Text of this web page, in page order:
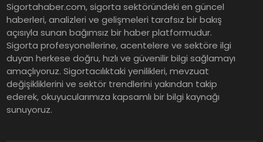
Sigortahaber.com, sigorta sektöründeki en güncel
haberleri, analizleri ve gelişmeleri tarafsız bir bakış
açısıyla sunan bağımsız bir haber platformudur.
Sigorta profesyonellerine, acentelere ve sektöre ilgi
duyan herkese doğru, hızlı ve güvenilir bilgi sağlamayı
amaçlıyoruz. Sigortacılıktaki yenilikleri, mevzuat
değişikliklerini ve sektör trendlerini yakından takip
ederek, okuyucularımıza kapsamlı bir bilgi kaynağı
sunuyoruz.